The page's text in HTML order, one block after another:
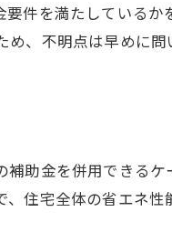
情報
選ぶ
リット
件を満たしているか
、不明点は早めに
助金を併用できる
住宅全体の省エネ